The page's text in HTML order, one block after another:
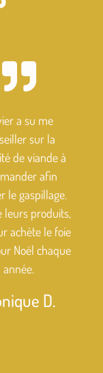
a su me
sur la
de viande à
afin
le gaspillage.
leurs produits,
achète le foie
Noël chaque
année.
D.